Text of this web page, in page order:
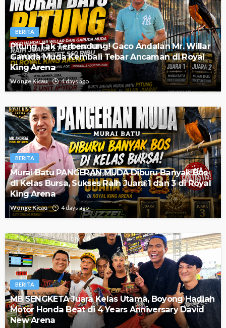
BERITA
Pitung Tak Terbendung! Gaco Andalan Mr. Willar
Garuda Muda Kembali Tebar Ancaman di Royal
King Arena
Wonge Kicau 4 days ago
BERITA
Murai Batu PANGERAN MUDA Diburu Banyak Bos
di Kelas Bursa, Sukses Raih Juara 1 dan 3 di Royal
King Arena
Wonge Kicau 4 days ago
BERITA
MB SENGKETA Juara Kelas Utama, Boyong Hadiah
Motor Honda Beat di 4 Years Anniversary David
New Arena